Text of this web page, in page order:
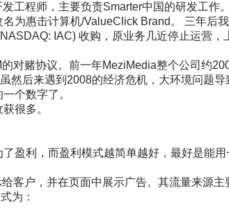
发工程师，主要负责Smarter中国的研发工作。
名为惠击计算机/ValueClick Brand 。
三年后
IAC) 收购，原业务几近停止运营，
的对赌协议。前一年MeziMedia整个公司约
虽然后来遇到 2008的经济危机，大环境问题导
个数字了。
很多。
盈利，而盈利模式越简单越好，最好是能用
客户，并在页面中展示广告。其流量来源主
为：